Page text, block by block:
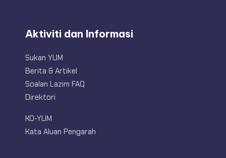
Aktiviti dan Informasi
Sukan YUM
Berita & Artikel
Soalan Lazim FAQ
Direktori
KO-YUM
Kata Aluan Pengarah